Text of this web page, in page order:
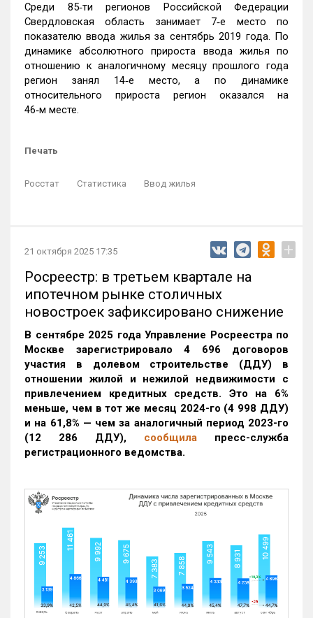
Среди 85‑ти регионов Российской Федерации
Свердловская область занимает 7‑е место по
показателю ввода жилья за сентябрь 2019 года. По
динамике абсолютного прироста ввода жилья по
отношению к аналогичному месяцу прошлого года
регион занял 14‑е место, а по динамике
относительного прироста регион оказался на
46‑м месте.
Печать
Росстат Статистика Ввод жилья
21 октября 2025 17:35 +
Росреестр: в третьем квартале на
ипотечном рынке столичных
новостроек зафиксировано снижение
В сентябре 2025 года Управление Росреестра по
Москве зарегистрировало 4 696 договоров
участия в долевом строительстве (ДДУ) в
отношении жилой и нежилой недвижимости с
привлечением кредитных средств. Это на 6%
меньше, чем в тот же месяц 2024-го (4 998 ДДУ)
и на 61,8% — чем за аналогичный период 2023-го
(12 286 ДДУ), сообщила пресс-служба
регистрационного ведомства.